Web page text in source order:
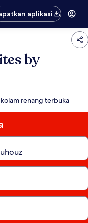
aplikasi
by
renang terbuka